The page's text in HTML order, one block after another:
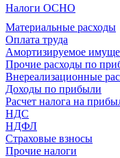
Налоги ОСНО
Материальные расходы
Оплата труда
Амортизируемое
Прочие расходы по
Внереализационные
Доходы по прибыли
Расчет налога на
НДС
НДФЛ
Страховые взносы
Прочие налоги